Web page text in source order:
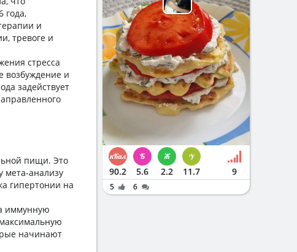
года,
и
тревоге и
стресса
возбуждение и
задействует
пищи. Это
мета-анализу
гипертонии на
иммунную
начинают
90.2 5.6 2.2 11.7 9
5 6